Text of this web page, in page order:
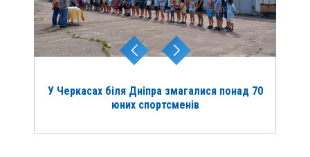
У Черкасах біля Дніпра змагалися понад 70
юних спортсменів